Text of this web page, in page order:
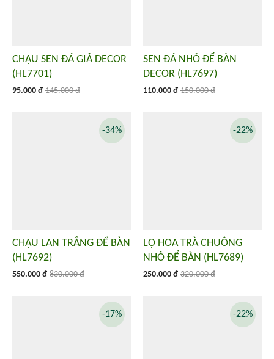
CHẬU SEN ĐÁ GIẢ DECOR
(HL7701)
95.000 đ 145.000 đ
SEN ĐÁ NHỎ ĐỂ BÀN
DECOR (HL7697)
110.000 đ 150.000 đ
CHẬU LAN TRẮNG ĐỂ BÀN
(HL7692)
550.000 đ 830.000 đ
-34%
LỌ HOA TRÀ CHUÔNG
NHỎ ĐỂ BÀN (HL7689)
250.000 đ 320.000 đ
-22%
-17% -22%